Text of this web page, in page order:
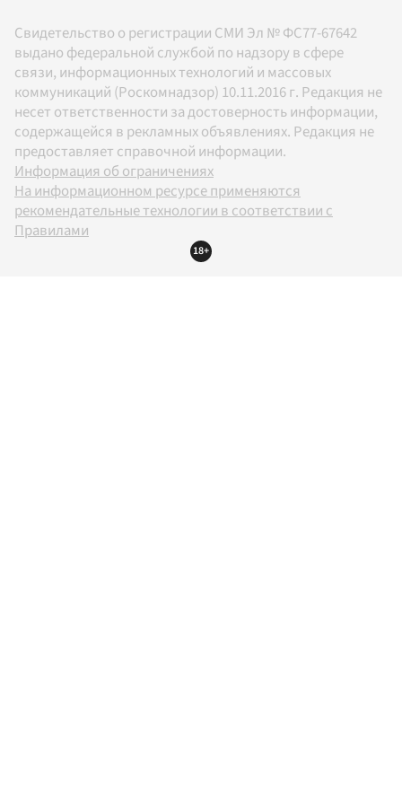
Свидетельство о регистрации СМИ Эл № ФС77-67642
выдано федеральной службой по надзору в сфере
связи, информационных технологий и массовых
коммуникаций (Роскомнадзор) 10.11.2016 г. Редакция не
несет ответственности за достоверность информации,
содержащейся в рекламных объявлениях. Редакция не
предоставляет справочной информации.
Информация об ограничениях
На информационном ресурсе применяются
рекомендательные технологии в соответствии с
Правилами
18+